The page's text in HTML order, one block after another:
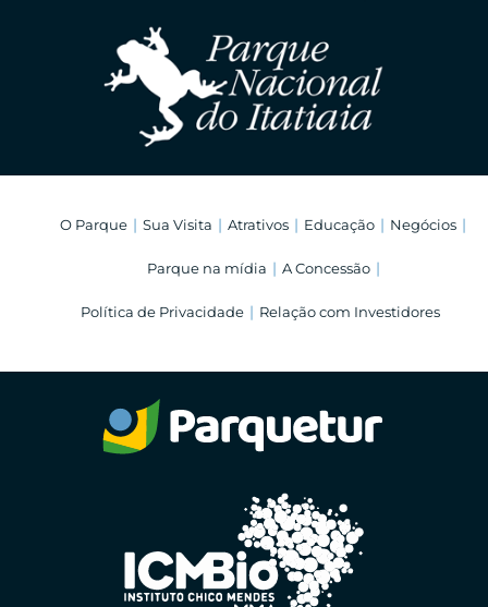
O Parque Sua Visita Atrativos Educação Negócios
Parque na mídia A Concessão
Política de Privacidade Relação com Investidores